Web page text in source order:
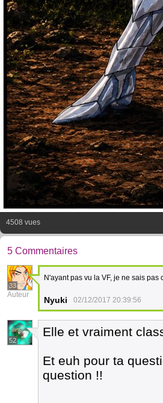
4508 vues
5 Commentaires
33
Auteur
N'ayant pas vu la VF, je ne sais
Nyuki 02/12/2017 20:39:56
52
Elle et vraiment
Et euh pour ta
question !!